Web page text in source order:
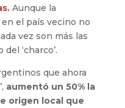
Aunque la
el país vecino no
vez son más las
‘charco’.
que ahora
aumentó un 50% la
origen local que